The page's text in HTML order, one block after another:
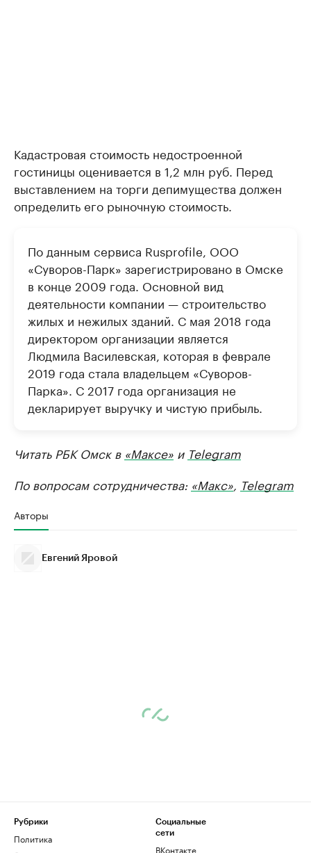
Кадастровая стоимость недостроенной
гостиницы оценивается в 1,2 млн руб. Перед
выставлением на торги депимущества должен
определить его рыночную стоимость.
По данным сервиса Rusprofile, ООО
«Суворов-Парк» зарегистрировано в Омске
в конце 2009 года. Основной вид
деятельности компании — строительство
жилых и нежилых зданий. С мая 2018 года
директором организации является
Людмила Василевская, которая в феврале
2019 года стала владельцем «Суворов-
Парка». С 2017 года организация не
декларирует выручку и чистую прибыль.
Читать РБК Омск в «Максе» и Telegram
По вопросам сотрудничества: «Макс» Telegram
Авторы
Евгений Яровой
Рубрики
Политика
Социальные
сети
ВКонтакте